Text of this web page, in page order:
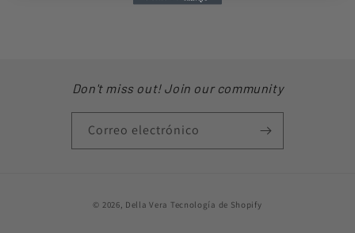
Don't miss out! Join our community
Correo electrónico
© 2026, Della Vera Tecnología de Shopify